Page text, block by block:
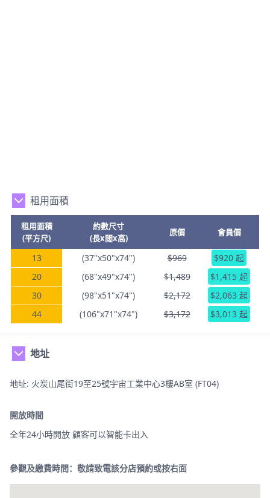
租用面積
租用面積
(平方尺)
約數尺寸
(長x闊x高)
原價 會員價
13 (37"x50"x74") $969
$920 起
20
(68"x49"x74") $1,489
$1,415 起
30
(98"x51"x74") $2,172
$2,063 起
44
(106"x71"x74") $3,172 $3,013 起
地址
地址: 火炭山尾街19至25號宇宙工業中心3樓AB室 (FT04)
開放時間
全年24小時開放 顧客可以智能卡出入
參觀及繳費時間：敬請致電該分店預約或按右面